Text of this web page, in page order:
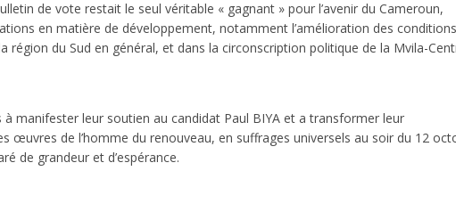
de vote restait le seul véritable « gagnant » pour l’avenir du Cameroun,
en matière de développement, notamment l’amélioration des
région du Sud en général, et dans la circonscription politique de la Mvila-
manifester leur soutien au candidat Paul BIYA et a transformer leur
œuvres de l’homme du renouveau, en suffrages universels au soir du 12
de grandeur et d’espérance.